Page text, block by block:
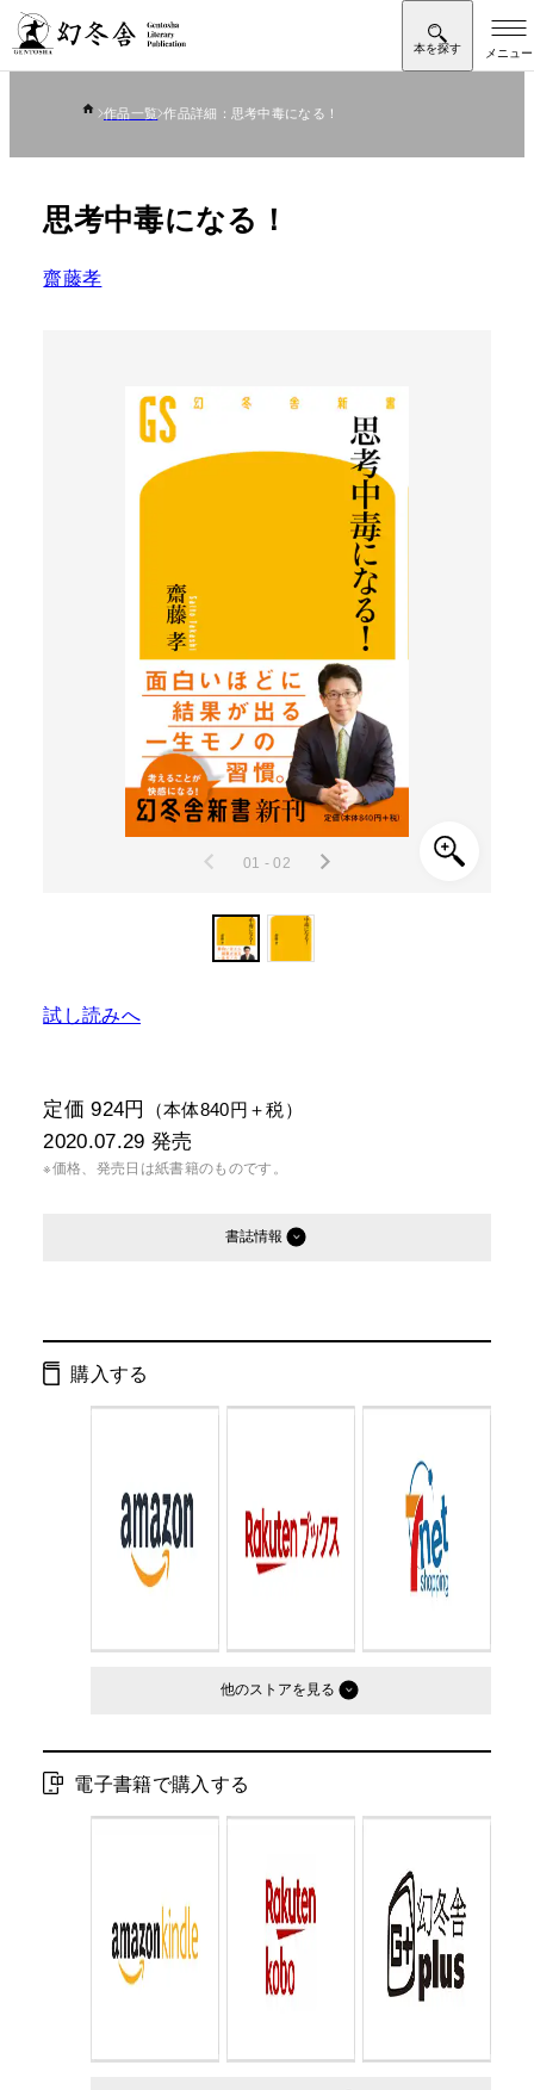
作品一覧 作品詳細：思考中毒になる！
思考中毒になる！
齋藤孝
01 - 02
試し読みへ
定価 924円 （本体840円＋税）
2020.07.29 発売
※価格、発売日は紙書籍のものです。
書誌情報
Cコード：
判型： 新書判
購入する
他のストア
電子書籍で購入する